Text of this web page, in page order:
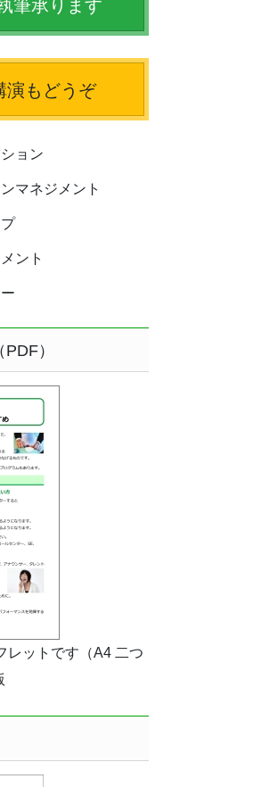
筆承ります
演もどうぞ
ョン
マネジメント
ント
）
レットです（A4 二つ